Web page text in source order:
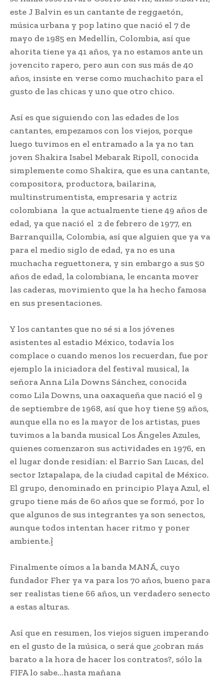
este J Balvin es un cantante de reggaetón,
música urbana y pop latino que nació el 7 de
mayo de 1985 en Medellín, Colombia, así que
ahorita tiene ya 41 años, ya no estamos ante un
jovencito rapero, pero aun con sus más de 40
años, insiste en verse como muchachito para el
gusto de las chicas y uno que otro chico.
Así es que siguiendo con las edades de los
cantantes, empezamos con los viejos, porque
luego tuvimos en el entramado a la ya no tan
joven Shakira Isabel Mebarak Ripoll, conocida
simplemente como Shakira, que es una cantante,
compositora, productora, bailarina,
multinstrumentista, empresaria y actriz
colombiana la que actualmente tiene 49 años de
edad, ya que nació el 2 de febrero de 1977, en
Barranquilla, Colombia, así que alguien que ya va
para el medio siglo de edad, ya no es una
muchacha reguettonera, y sin embargo a sus 50
años de edad, la colombiana, le encanta mover
las caderas, movimiento que la ha hecho famosa
en sus presentaciones.
Y los cantantes que no sé si a los jóvenes
asistentes al estadio México, todavía los
complace o cuando menos los recuerdan, fue por
ejemplo la iniciadora del festival musical, la
señora Anna Lila Downs Sánchez, conocida
como Lila Downs, una oaxaqueña que nació el 9
de septiembre de 1968, así que hoy tiene 59 años,
aunque ella no es la mayor de los artistas, pues
tuvimos a la banda musical Los Ángeles Azules,
quienes comenzaron sus actividades en 1976, en
el lugar donde residían: el Barrio San Lucas, del
sector Iztapalapa, de la ciudad capital de México.
El grupo, denominado en principio Playa Azul, el
grupo tiene más de 60 años que se formó, por lo
que algunos de sus integrantes ya son senectos,
aunque todos intentan hacer ritmo y poner
ambiente.}
Finalmente oímos a la banda MANÁ, cuyo
fundador Fher ya va para los 70 años, bueno para
ser realistas tiene 66 años, un verdadero senecto
a estas alturas.
Así que en resumen, los viejos siguen imperando
en el gusto de la música, o será que ¿cobran más
barato a la hora de hacer los contratos?, sólo la
FIFA lo sabe…hasta mañana